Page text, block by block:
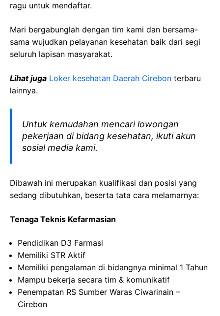
ragu untuk mendaftar.
Mari bergabunglah dengan tim kami dan bersama-
sama wujudkan pelayanan kesehatan baik dari segi
seluruh lapisan masyarakat.
Lihat juga Loker kesehatan Daerah Cirebon terbaru
lainnya.
Untuk kemudahan mencari lowongan
pekerjaan di bidang kesehatan, ikuti akun
sosial media kami.
Dibawah ini merupakan kualifikasi dan posisi yang
sedang dibutuhkan, beserta tata cara melamarnya:
Tenaga Teknis Kefarmasian
Pendidikan D3 Farmasi
Memiliki STR Aktif
Memiliki pengalaman di bidangnya minimal 1 Tahun
Mampu bekerja secara tim & komunikatif
Penempatan RS Sumber Waras Ciwarinain –
Cirebon